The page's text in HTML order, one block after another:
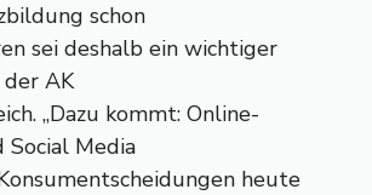
schon
sei deshalb ein wichtiger
AK
„Dazu kommt: Online-
Social Media
heute